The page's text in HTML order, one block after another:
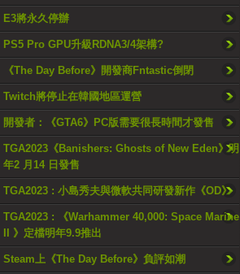
E3將永久停辦
PS5 Pro GPU升級RDNA3/4架構?
《The Day Before》開發商Fntastic倒閉
Twitch將停止在韓國地區運營
開發者：《GTA6》PC版需要很長時間才發售
TGA2023《Banishers: Ghosts of New Eden》明
年2 月14 日發售
TGA2023 : 小島秀夫與微軟共同研發新作《OD》
TGA2023 : 《Warhammer 40,000: Space Marine
II 》定檔明年9.9推出
Steam上《The Day Before》負評如潮